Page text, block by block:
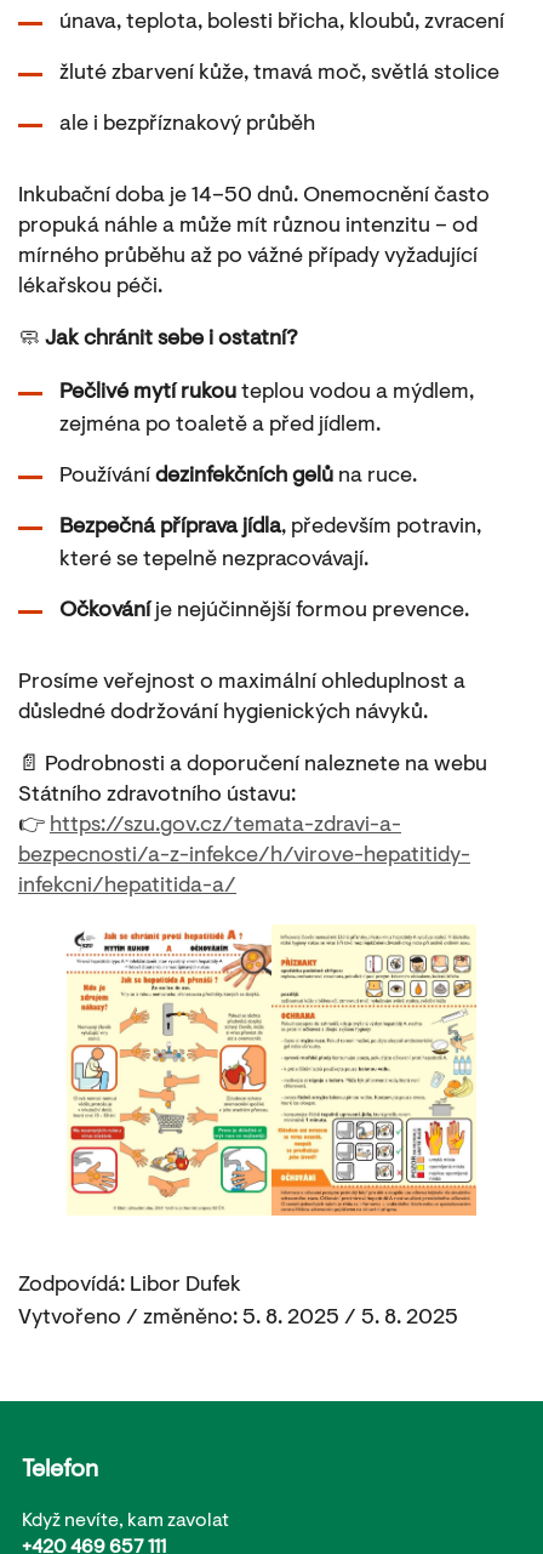
únava, teplota, bolesti břicha, kloubů, zvracení
žluté zbarvení kůže, tmavá moč, světlá stolice
ale i bezpříznakový průběh
Inkubační doba je 14–50 dnů. Onemocnění často
propuká náhle a může mít různou intenzitu – od
mírného průběhu až po vážné případy vyžadující
lékařskou péči.
🧼 Jak chránit sebe i ostatní?
Pečlivé mytí rukou teplou vodou a mýdlem,
zejména po toaletě a před jídlem.
Používání dezinfekčních gelů na ruce.
Bezpečná příprava jídla, především potravin,
které se tepelně nezpracovávají.
Očkování je nejúčinnější formou prevence.
Prosíme veřejnost o maximální ohleduplnost a
důsledné dodržování hygienických návyků.
📄 Podrobnosti a doporučení naleznete na webu
Státního zdravotního ústavu:
👉 https://szu.gov.cz/temata-zdravi-a-
bezpecnosti/a-z-infekce/h/virove-hepatitidy-
infekcni/hepatitida-a/
Zodpovídá: Libor Dufek
Vytvořeno / změněno: 5. 8. 2025 / 5. 8. 2025
Telefon
Když nevíte, kam zavolat
+420 469 657 111